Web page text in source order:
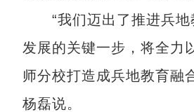
“我们迈出了推进兵地
发展的关键一步，将全力
师分校打造成兵地教育融
杨磊说。